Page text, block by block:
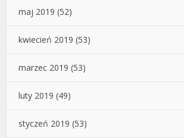
maj 2019 (52)
kwiecień 2019 (53)
marzec 2019 (53)
luty 2019 (49)
styczeń 2019 (53)